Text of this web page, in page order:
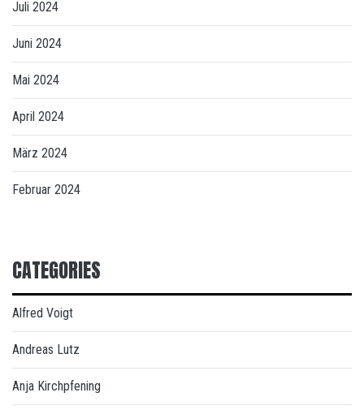
Juli 2024
Juni 2024
Mai 2024
April 2024
März 2024
Februar 2024
CATEGORIES
Alfred Voigt
Andreas Lutz
Anja Kirchpfening